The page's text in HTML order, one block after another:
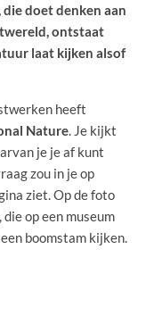
doet denken aan
ontstaat
laat kijken alsof
heeft
Nature. Je kijkt
je je af kunt
zou in je op
ziet. Op de foto
op een museum
boomstam kijken.